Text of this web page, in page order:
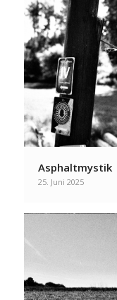
Asphaltmystik
25. Juni 2025